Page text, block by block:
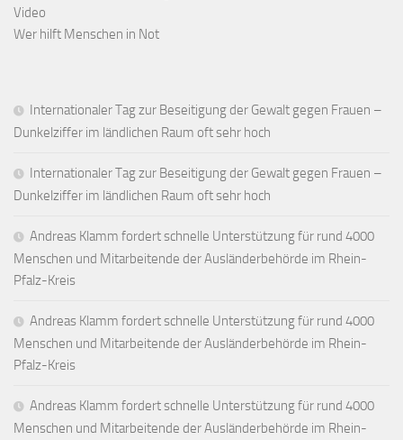
Video
Wer hilft Menschen in Not
Internationaler Tag zur Beseitigung der Gewalt gegen Frauen –
Dunkelziffer im ländlichen Raum oft sehr hoch
Internationaler Tag zur Beseitigung der Gewalt gegen Frauen –
Dunkelziffer im ländlichen Raum oft sehr hoch
Andreas Klamm fordert schnelle Unterstützung für rund 4000
Menschen und Mitarbeitende der Ausländerbehörde im Rhein-
Pfalz-Kreis
Andreas Klamm fordert schnelle Unterstützung für rund 4000
Menschen und Mitarbeitende der Ausländerbehörde im Rhein-
Pfalz-Kreis
Andreas Klamm fordert schnelle Unterstützung für rund 4000
Menschen und Mitarbeitende der Ausländerbehörde im Rhein-